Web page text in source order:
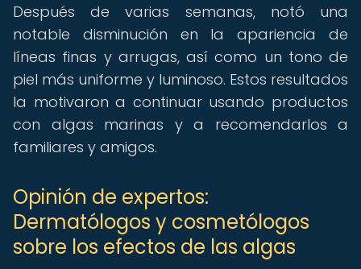
Después de varias semanas, notó una
notable disminución en la apariencia de
líneas finas y arrugas, así como un tono de
piel más uniforme y luminoso. Estos resultados
la motivaron a continuar usando productos
con algas marinas y a recomendarlos a
familiares y amigos.
Opinión de expertos:
Dermatólogos y cosmetólogos
sobre los efectos de las algas